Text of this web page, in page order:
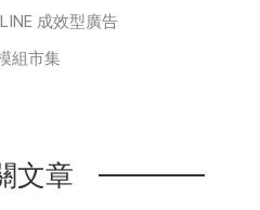
LINE 成效型廣告
組市集
文章